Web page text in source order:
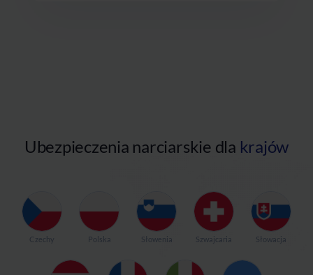
Ubezpieczenia narciarskie dla krajów
Czechy Polska Słowenia Szwajcaria Słowacja